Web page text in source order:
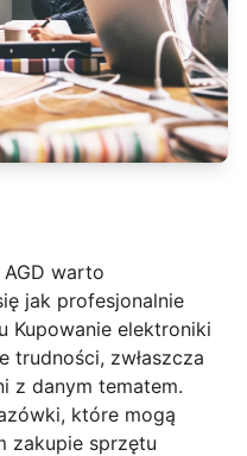
warto
jak profesjonalnie
Kupowanie elektroniki
trudności, zwłaszcza
z danym tematem.
które mogą
zakupie sprzętu